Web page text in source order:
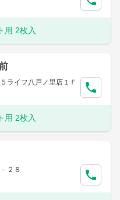
用 2枚入
ライフ八戸ノ里店１Ｆ
用 2枚入
２８